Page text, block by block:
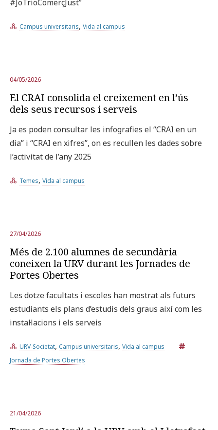
#JoTrioComerçJust”
Campus universitaris, Vida al campus
04/05/2026
El CRAI consolida el creixement en l’ús
dels seus recursos i serveis
Ja es poden consultar les infografies el “CRAI en un
dia” i “CRAI en xifres”, on es recullen les dades sobre
l’activitat de l’any 2025
Temes, Vida al campus
27/04/2026
Més de 2.100 alumnes de secundària
coneixen la URV durant les Jornades de
Portes Obertes
Les dotze facultats i escoles han mostrat als futurs
estudiants els plans d’estudis dels graus així com les
instal·lacions i els serveis
URV-Societat, Campus universitaris, Vida al campus
Jornada de Portes Obertes
21/04/2026